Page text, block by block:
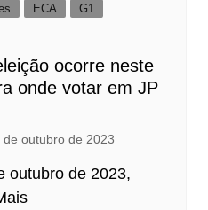
ECA
G1
ocorre neste
onde votar em JP
de outubro de 2023
outubro de 2023,